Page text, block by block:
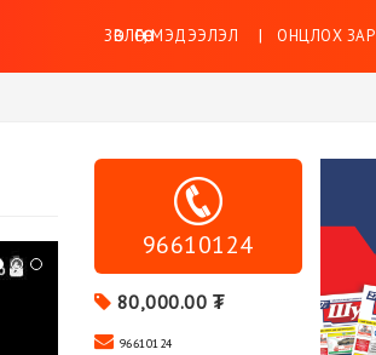
ЗӨВЛӨГӨӨ, МЭДЭЭЛЭЛ ОНЦЛОХ ЗАР
96610124
80,000.00 ₮
96610124